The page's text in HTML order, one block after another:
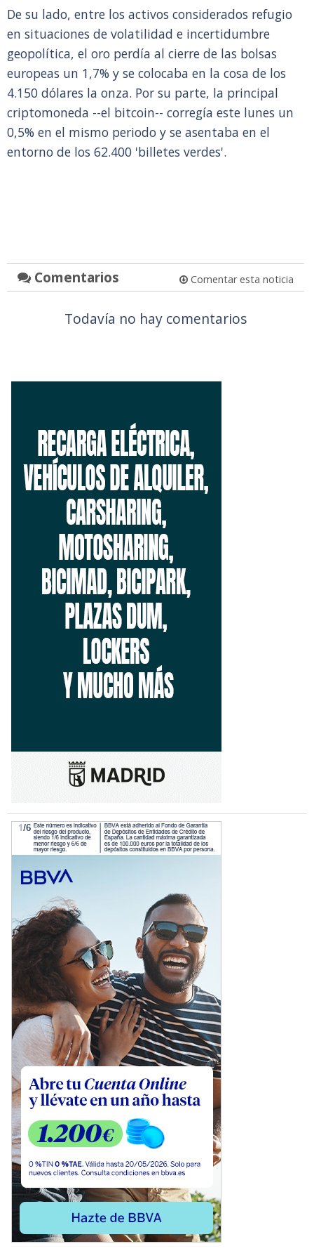
De su lado, entre los activos considerados refugio
en situaciones de volatilidad e incertidumbre
geopolítica, el oro perdía al cierre de las bolsas
europeas un 1,7% y se colocaba en la cosa de los
4.150 dólares la onza. Por su parte, la principal
criptomoneda --el bitcoin-- corregía este lunes un
0,5% en el mismo periodo y se asentaba en el
entorno de los 62.400 'billetes verdes'.
Comentarios Comentar esta noticia
Todavía no hay comentarios